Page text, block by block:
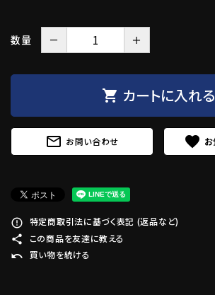
数量 － ＋
shopping_cart カートに入れる
mail_outline お問い合わせ favorite
error_outline 特定商取引法に基づく表記 (返品など)
share この商品を友達に教える
undo 買い物を続ける